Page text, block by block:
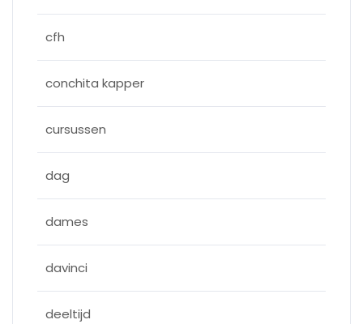
cfh
conchita kapper
cursussen
dag
dames
davinci
deeltijd